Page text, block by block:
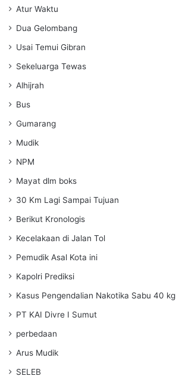
Atur Waktu
Dua Gelombang
Usai Temui Gibran
Sekeluarga Tewas
Alhijrah
Bus
Gumarang
Mudik
NPM
Mayat dlm boks
30 Km Lagi Sampai Tujuan
Berikut Kronologis
Kecelakaan di Jalan Tol
Pemudik Asal Kota ini
Kapolri Prediksi
Kasus Pengendalian Nakotika Sabu 40 kg
PT KAI Divre I Sumut
perbedaan
Arus Mudik
SELEB